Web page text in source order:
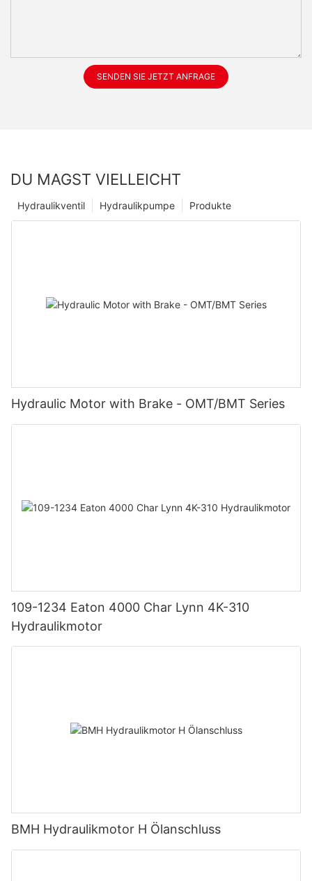
SENDEN SIE JETZT ANFRAGE
DU MAGST VIELLEICHT
Produkte
Hydraulikpumpe
Hydraulikventil
Hydraulic Motor with Brake - OMT/BMT Series
109-1234 Eaton 4000 Char Lynn 4K-310
Hydraulikmotor
BMH Hydraulikmotor H Ölanschluss